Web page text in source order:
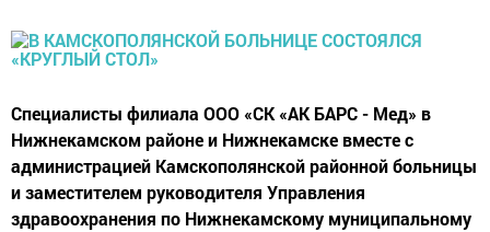
Специалисты филиала ООО «СК «АК БАРС - Мед» в
Нижнекамском районе и Нижнекамске вместе с
администрацией Камскополянской районной больницы
и заместителем руководителя Управления
здравоохранения по Нижнекамскому муниципальному